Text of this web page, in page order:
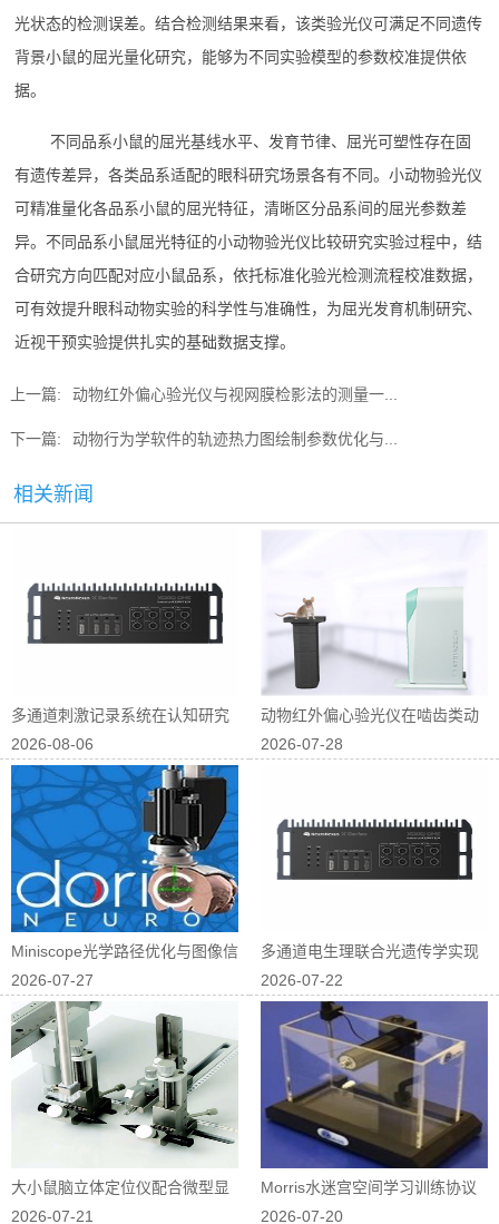
光状态的检测误差。结合检测结果来看，该类验光仪可满足不同遗传
背景小鼠的屈光量化研究，能够为不同实验模型的参数校准提供依
据。
不同品系小鼠的屈光基线水平、发育节律、屈光可塑性存在固
有遗传差异，各类品系适配的眼科研究场景各有不同。小动物验光仪
可精准量化各品系小鼠的屈光特征，清晰区分品系间的屈光参数差
异。不同品系小鼠屈光特征的小动物验光仪比较研究实验过程中，结
合研究方向匹配对应小鼠品系，依托标准化验光检测流程校准数据，
可有效提升眼科动物实验的科学性与准确性，为屈光发育机制研究、
近视干预实验提供扎实的基础数据支撑。
上一篇: 动物红外偏心验光仪与视网膜检影法的测量一...
下一篇: 动物行为学软件的轨迹热力图绘制参数优化与...
相关新闻
多通道刺激记录系统在认知研究
中的应用
2026-08-06
动物红外偏心验光仪在啮齿类动
物屈光研究中...
2026-07-28
Miniscope光学路径优化与图像信
噪...
2026-07-27
多通道电生理联合光遗传学实现
神经回路因果...
2026-07-22
大小鼠脑立体定位仪配合微型显
2026-07-21
Morris水迷宫空间学习训练协议
2026-07-20